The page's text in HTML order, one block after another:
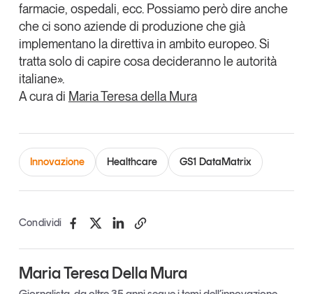
farmacie, ospedali, ecc. Possiamo però dire anche
che ci sono aziende di produzione che già
implementano la direttiva in ambito europeo. Si
tratta solo di capire cosa decideranno le autorità
italiane».
A cura di Maria Teresa della Mura
Innovazione Healthcare GS1 DataMatrix
Condividi
Maria Teresa Della Mura